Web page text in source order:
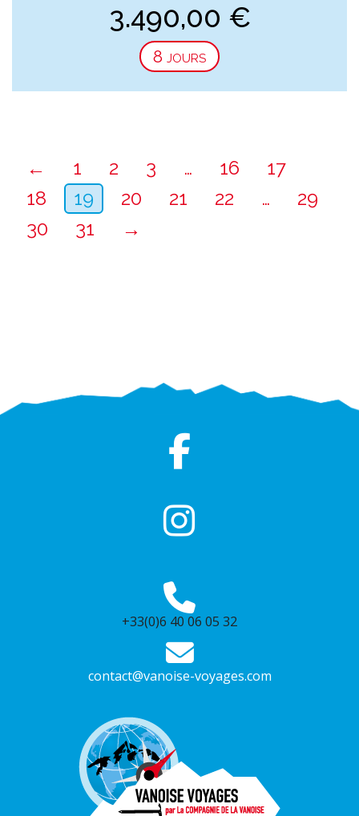
3.490,00 €
8 jours
← 1 2 3 … 16
17
18
19 20 21 22 …
29
30
31 →
+33(0)6 40 06 05 32
contact@vanoise-voyages.com